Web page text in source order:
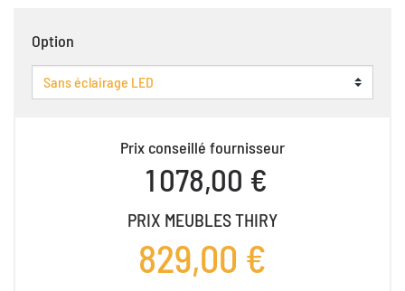
Option
Prix conseillé fournisseur
1 078,00 €
PRIX MEUBLES THIRY
829,00 €